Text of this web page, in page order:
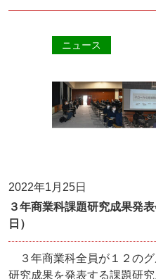
ニュース
2022年1月25日
３年商業科課題研究成果発
日）
３年商業科全員が１２の
研究成果を発表する課題研